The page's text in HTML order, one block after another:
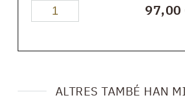
97,00
ALTRES TAMBÉ HAN